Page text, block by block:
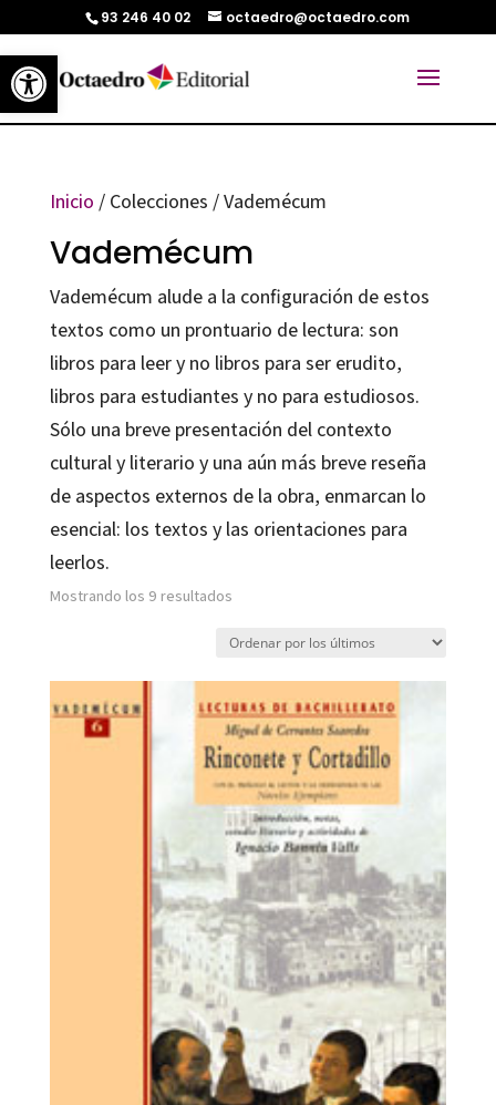
Abrir barra de herramientas
93 246 40 02 octaedro@octaedro.com
Inicio / Colecciones / Vademécum
Vademécum
Vademécum alude a la configuración de estos
textos como un prontuario de lectura: son
libros para leer y no libros para ser erudito,
libros para estudiantes y no para estudiosos.
Sólo una breve presentación del contexto
cultural y literario y una aún más breve reseña
de aspectos externos de la obra, enmarcan lo
esencial: los textos y las orientaciones para
leerlos.
Mostrando los 9 resultadosOrdenado